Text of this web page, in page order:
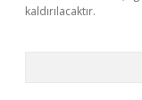
kaldırılacaktır.